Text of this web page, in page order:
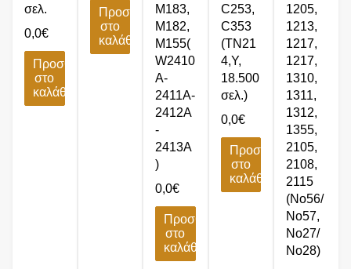
σελ.
0,0€
Προσθήκη
στο
καλάθι
Προσθήκη
στο
καλάθι
M183,
M182,
M155(
W2410
A-
2411A-
2412A
-
2413A
)
0,0€
Προσθήκη
στο
καλάθι
C253,
C353
(TN21
4,Y,
18.500
σελ.)
0,0€
Προσθήκη
στο
καλάθι
1205,
1213,
1217,
1217,
1310,
1311,
1312,
1355,
2105,
2108,
2115
(No56/
No57,
No27/
No28)